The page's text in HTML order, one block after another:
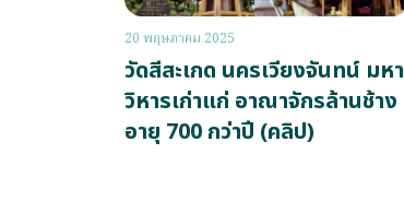
20 พฤษภาคม 2025
วัดสีสะเกด นครเวียงจันทน์ มหา
วิหารเก่าแก่ อาณาจักรล้านช้าง
อายุ 700 กว่าปี (คลิป)